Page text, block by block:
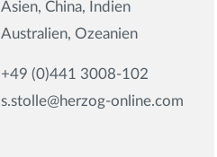
Asien, China, Indien
Australien, Ozeanien
+49 (0)441 3008-102
s.stolle@herzog-online.com